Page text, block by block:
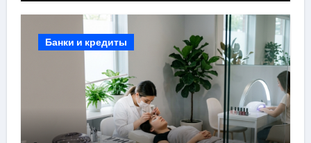
Банки и кредиты